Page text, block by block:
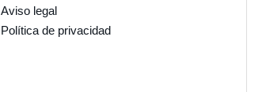
Aviso legal
Política de privacidad